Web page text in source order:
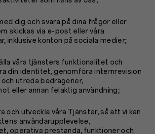
dig och svara på dina frågor eller
skickas via e-post eller våra
inklusive konton på sociala medier;
våra tjänsters funktionalitet och
din identitet, genomföra internrevision
utreda bedrägerier,
eller annan felaktig användning;
och utveckla våra Tjänster, så att vi kan
användarupplevelse,
operativa prestanda, funktioner och